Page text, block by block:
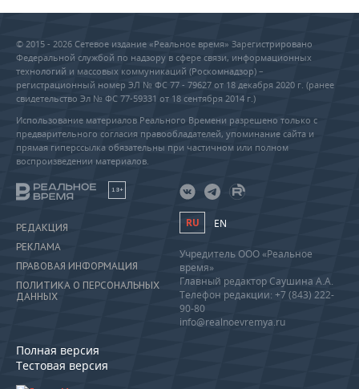
ХОККЕЙ С МЯЧОМ
ПРОИСШЕСТВИЯ
© 2015 - 2026 Сетевое издание «Реальное время» Зарегистрировано
Федеральной службой по надзору в сфере связи, информационных
технологий и массовых коммуникаций (Роскомнадзор) –
регистрационный номер ЭЛ № ФС 77 - 79627 от 18 декабря 2020 г. (ранее
свидетельство Эл № ФС 77-59331 от 18 сентября 2014 г.)
Использование материалов Реального Времени разрешено только с
предварительного согласия правообладателей, упоминание сайта и
прямая гиперссылка обязательны при частичном или полном
воспроизведении материалов.
18+
РЕДАКЦИЯ
РЕКЛАМА
ПРАВОВАЯ ИНФОРМАЦИЯ
ПОЛИТИКА О ПЕРСОНАЛЬНЫХ
ДАННЫХ
Полная версия
Тестовая версия
RU EN
Учредитель ООО «Реальное
время»
Главный редактор Саушина А.А.
Телефон редакции: +7 (843) 222-
90-80
info@realnoevremya.ru